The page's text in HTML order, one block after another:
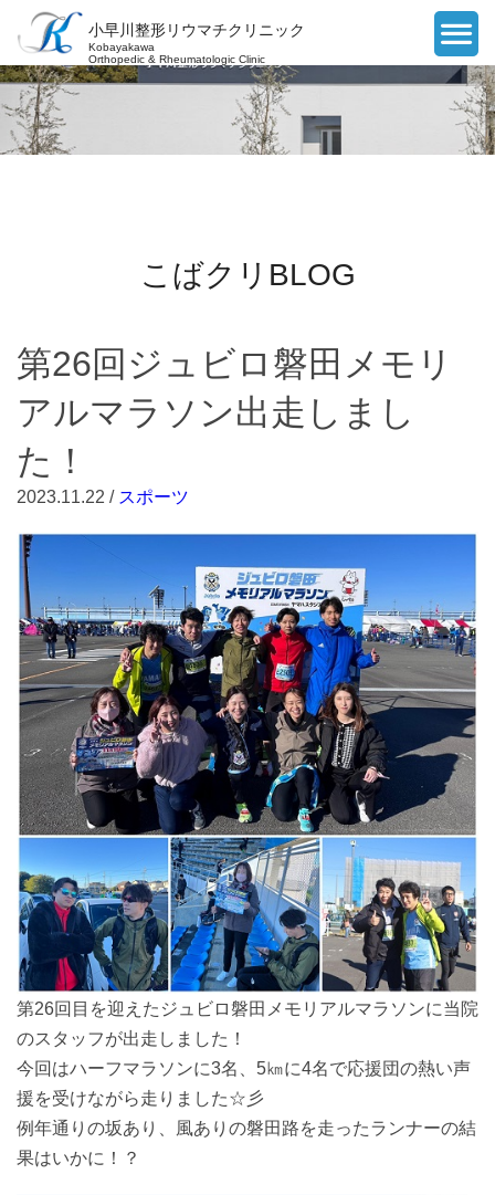
小早川整形リウマチクリニック
Kobayakawa
Orthopedic & Rheumatologic Clinic
こばクリBLOG
第26回ジュビロ磐田メモリ
アルマラソン出走しまし
た！
2023.11.22 / スポーツ
第26回目を迎えたジュビロ磐田メモリアルマラソンに当院
のスタッフが出走しました！
今回はハーフマラソンに3名、5㎞に4名で応援団の熱い声
援を受けながら走りました☆彡
例年通りの坂あり、風ありの磐田路を走ったランナーの結
果はいかに！？